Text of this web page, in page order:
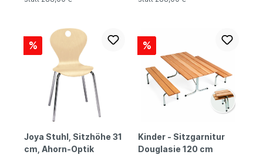
%
Joya Stuhl, Sitzhöhe 31
cm, Ahorn-Optik
%
Kinder - Sitzgarnitur
Douglasie 120 cm